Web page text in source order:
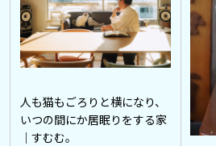
人も猫もごろりと横になり、
いつの間にか居眠りをする家
｜すむむ。